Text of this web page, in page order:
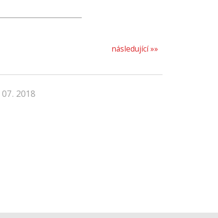
následující »»
2018